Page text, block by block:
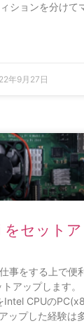
ションを分けて
年9月27日
セットア
事をする上で便
アップします。
Intel CPUの
ップした経験は